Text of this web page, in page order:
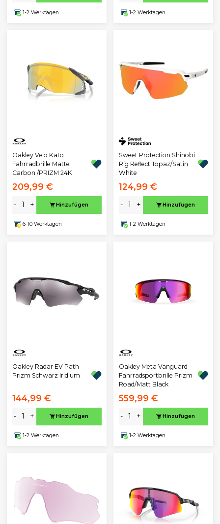
1-2 Werktagen 1-2 Werktagen
Oakley Velo Kato
Fahrradbrille Matte
Carbon /PRIZM 24K
209,99 €
- + Hinzufügen
6-10 Werktagen
Sweet Protection Shinobi
Rig Reflect Topaz/Satin
White
124,99 €
- + Hinzufügen
1-2 Werktagen
Oakley Radar EV Path
Prizm Schwarz Iridium
144,99 €
- + Hinzufügen
1-2 Werktagen
Oakley Meta Vanguard
Fahrradsportbrille Prizm
Road/Matt Black
559,99 €
- + Hinzufügen
1-2 Werktagen